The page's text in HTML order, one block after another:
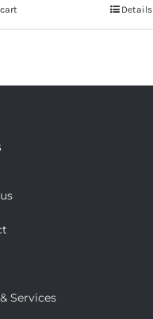
Details
Services